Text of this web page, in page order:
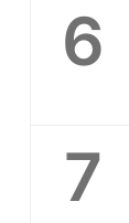
6
7